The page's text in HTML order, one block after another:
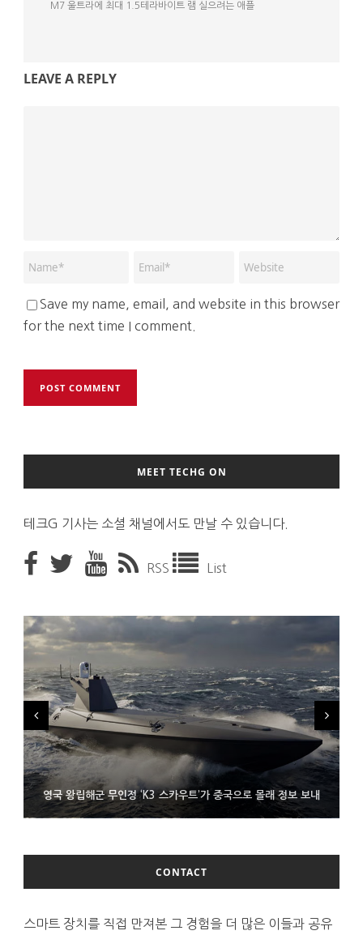
M7 울트라에 최대 1.5테라바이트 램 실으려는 애플
LEAVE A REPLY
Save my name, email, and website in this browser
for the next time I comment.
MEET TECHG ON
테크G 기사는 소셜 채널에서도 만날 수 있습니다.
RSS List
영국 왕립해군 무인정 ‘K3 스카우트’가 중국으로 몰래 정보 보내
코레일 ‘종이 없는 승차권’ 서비스 담은 삼성 월렛
시력 조정 기능 얹고 가격 낮춘 공간 디스플레이 안경 ‘비추어 프로
2’ 공개
CONTACT
스마트 장치를 직접 만져본 그 경험을 더 많은 이들과 공유